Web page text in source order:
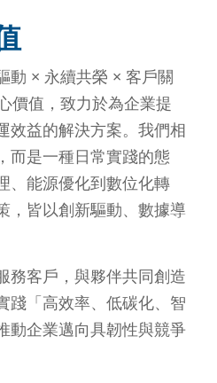
動 × 永續共榮 × 客戶關
價值，致力於為企業提
效益的解決方案。我們相
而是一種日常實踐的態
、能源優化到數位化轉
，皆以創新驅動、數據導
務客戶，與夥伴共同創造
踐「高效率、低碳化、智
動企業邁向具韌性與競爭